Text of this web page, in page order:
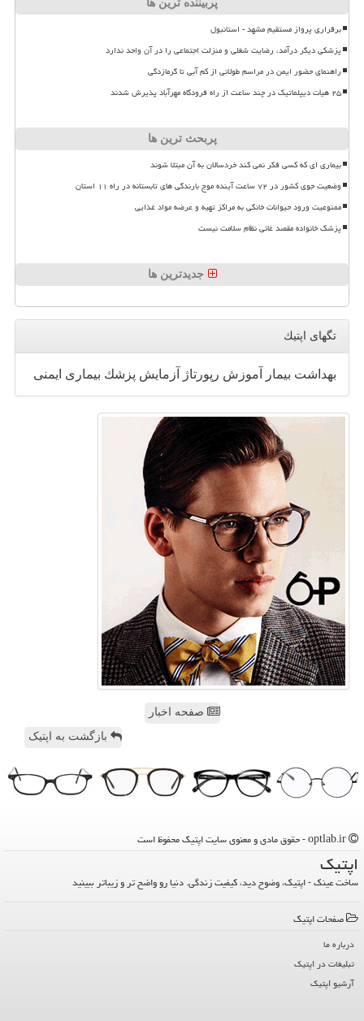
پربیننده ترین ها
برقراری پرواز مستقیم مشهد - استانبول
پزشکی دیگر درآمد، رضایت شغلی و منزلت اجتماعی را در آن واحد ندارد
راهنمای حضور ایمن در مراسم طولانی از کم آبی تا گرمازدگی
۲۵ هیأت دیپلماتیک در چند ساعت از راه فرودگاه مهرآباد پذیرش شدند
پربحث ترین ها
بیماری ای که کسی فکر نمی کند خردسالان به آن مبتلا شوند
وضعیت جوی کشور در ۷۲ ساعت آینده موج بارندگی های تابستانه در راه ۱۱ استان
ممنوعیت ورود حیوانات خانگی به مراکز تهیه و عرضه مواد غذایی
پزشک خانواده مقصد غائی نظام سلامت نیست
جدیدترین ها
تگهای اپتیك
بهداشت بیمار آموزش رپورتاژ آزمایش پزشك بیماری ایمنی
صفحه اخبار
بازگشت به اپتیک
اپتیك
ساخت عینک - اپتیک، وضوح دید، کیفیت زندگی. دنیا رو واضح تر و زیباتر ببینید
صفحات اپتیك
درباره ما
تبلیغات در اپتیك
آرشیو اپتیك